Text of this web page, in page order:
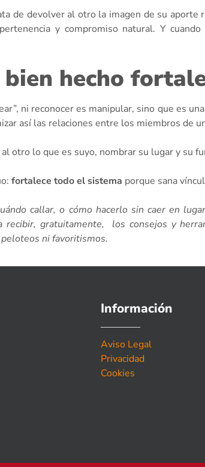
de devolver al otro la imagen de su
y compromiso natural. Y
hecho
ni reconocer es manipular, sino que es
así las relaciones entre los miembros de
otro lo que es suyo, nombrar su lugar y su
fortalece todo el sistema porque sana
callar, o cómo hacerlo sin caer en
recibir, gratuitamente, los consejos y
ni favoritismos.
Información
Aviso Legal
Privacidad
Cookies